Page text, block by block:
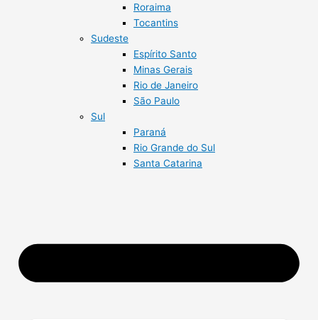
Roraima
Tocantins
Sudeste
Espírito Santo
Minas Gerais
Rio de Janeiro
São Paulo
Sul
Paraná
Rio Grande do Sul
Santa Catarina